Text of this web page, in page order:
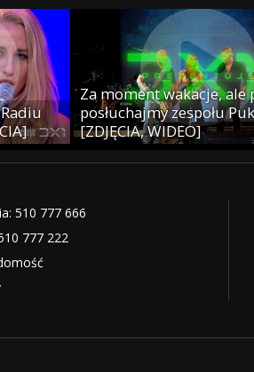
Za moment wakacje, ale
posłuchajmy zespołu
[ZDJĘCIA, WIDEO]
510 777 666
777 222